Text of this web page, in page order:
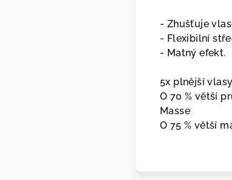
- Zhušťuje
- Flexibilní
- Matný efekt.
5x plnější
O 70 % větší
Masse
O 75 % větší